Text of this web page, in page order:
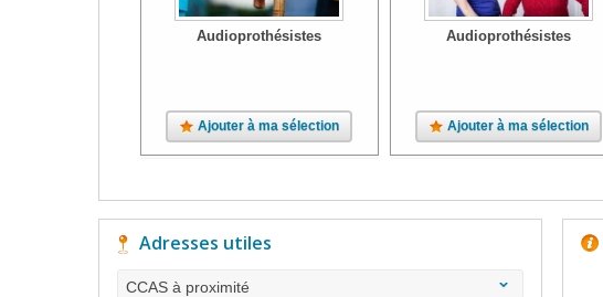
Audioprothésistes
Ajouter à ma sélection
Audioprothésistes
Ajouter à ma sélection
Adresses utiles
CCAS à proximité